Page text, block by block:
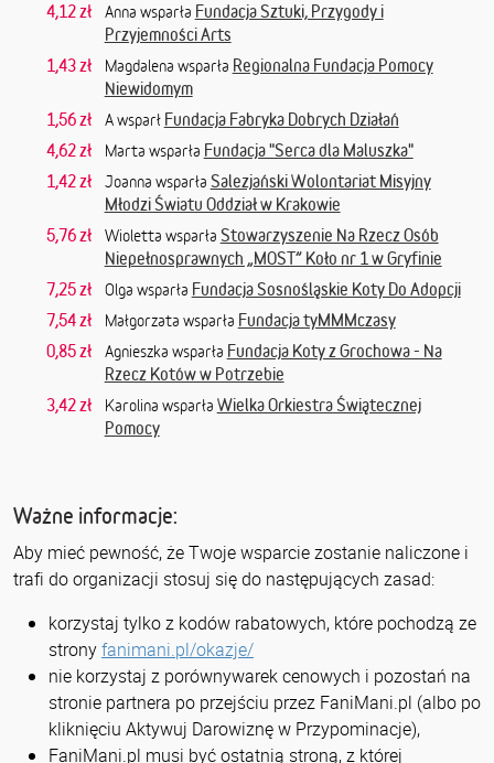
4,12 zł
Anna wsparła Fundacja Sztuki, Przygody i
Przyjemności Arts
1,43 zł
Magdalena wsparła Regionalna Fundacja Pomocy
Niewidomym
1,56 zł
A wsparł Fundacja Fabryka Dobrych Działań
4,62 zł
Marta wsparła Fundacja "Serca dla Maluszka"
1,42 zł
Joanna wsparła Salezjański Wolontariat Misyjny
Młodzi Światu Oddział w Krakowie
5,76 zł
Wioletta wsparła Stowarzyszenie Na Rzecz Osób
Niepełnosprawnych „MOST” Koło nr 1 w Gryfinie
7,25 zł
Olga wsparła Fundacja Sosnośląskie Koty Do Adopcji
7,54 zł
Małgorzata wsparła Fundacja tyMMMczasy
0,85 zł
Agnieszka wsparła Fundacja Koty z Grochowa - Na
Rzecz Kotów w Potrzebie
3,42 zł
Karolina wsparła Wielka Orkiestra Świątecznej
Pomocy
Ważne informacje:
Aby mieć pewność, że Twoje wsparcie zostanie naliczone i
trafi do organizacji stosuj się do następujących zasad:
korzystaj tylko z kodów rabatowych, które pochodzą ze
stronyfanimani.pl/okazje/
nie korzystaj z porównywarek cenowych i pozostań na
stronie partnera po przejściu przez FaniMani.pl (albo po
kliknięciu Aktywuj Darowiznę w Przypominacje),
FaniMani.pl musi być ostatnią stroną, z której